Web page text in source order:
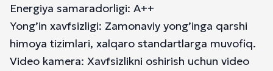
Energiya samaradorligi: A++
Yong’in xavfsizligi: Zamonaviy yong’inga qarshi
himoya tizimlari, xalqaro standartlarga muvofiq.
Video kamera: Xavfsizlikni oshirish uchun video